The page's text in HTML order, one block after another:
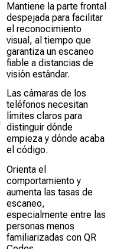
Mantiene la parte frontal
despejada para facilitar
el reconocimiento
visual, al tiempo que
garantiza un escaneo
fiable a distancias de
visión estándar.
Las cámaras de los
teléfonos necesitan
límites claros para
distinguir dónde
empieza y dónde acaba
el código.
Orienta el
comportamiento y
aumenta las tasas de
escaneo,
especialmente entre las
personas menos
familiarizadas con QR